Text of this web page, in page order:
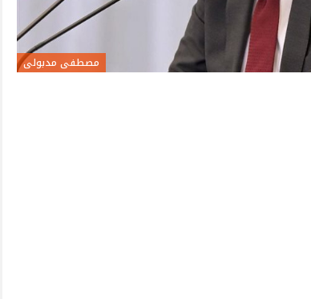
مصطفى مدبولى